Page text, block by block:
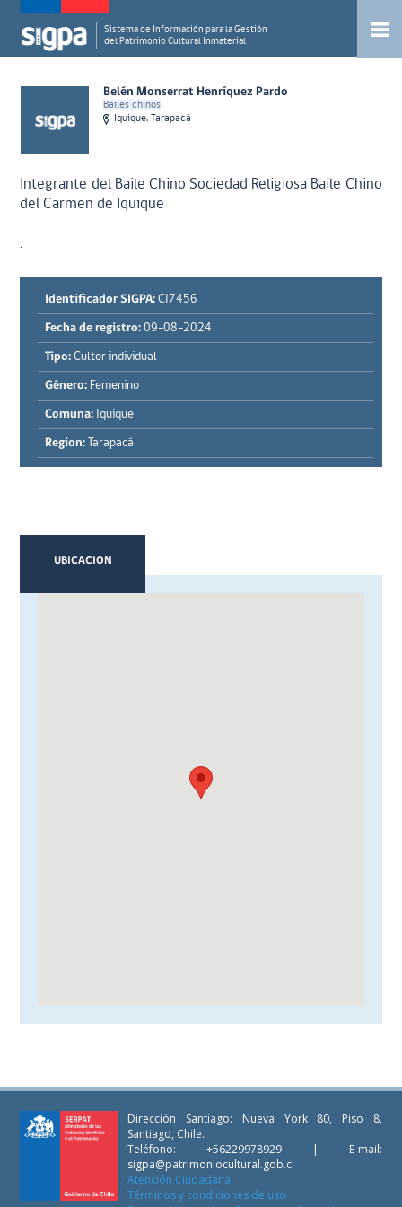
Sistema de Información para la Gestión
del Patrimonio Cultural Inmaterial
Belén Monserrat Henríquez Pardo
Bailes chinos
Iquique, Tarapacá
Integrante del Baile Chino Sociedad Religiosa Baile Chino
del Carmen de Iquique
.
Identificador SIGPA: CI7456
Fecha de registro: 09-08-2024
Tipo: Cultor individual
Género: Femenino
Comuna: Iquique
Region: Tarapacá
UBICACION
Dirección Santiago: Nueva York 80, Piso 8,
Santiago, Chile.
Teléfono: +56229978929 | E-mail:
sigpa@patrimoniocultural.gob.cl
Atención Ciudadana
Términos y condiciones de uso